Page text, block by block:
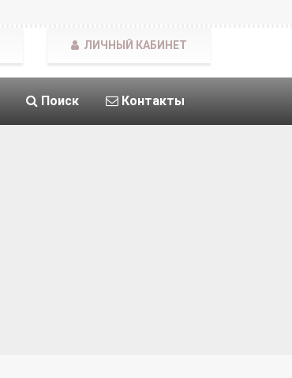
Поиск Контакты
ЛИЧНЫЙ КАБИНЕТ